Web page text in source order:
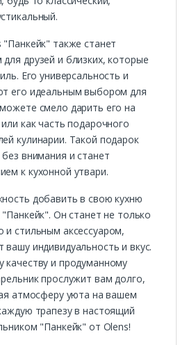
также станет
друзей и близких, которые
Его универсальность и
его идеальным выбором для
смело дарить его на
как часть подарочного
кулинарии. Такой подарок
внимания и станет
к кухонной утвари.
добавить в свою кухню
Он станет не только
стильным аксессуаром,
индивидуальность и вкус.
качеству и продуманному
прослужит вам долго,
атмосферу уюта на вашем
трапезу в настоящий
"Панкейк" от Olens!